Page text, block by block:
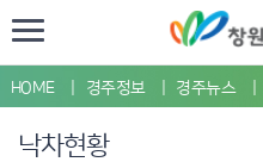
HOME 경주정보 경주뉴스
낙차현황